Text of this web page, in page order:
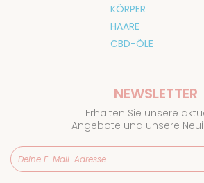
KÖRPER
HAARE
CBD-ÖLE
NEWSLETTER
Erhalten Sie unsere
Angebote und unsere